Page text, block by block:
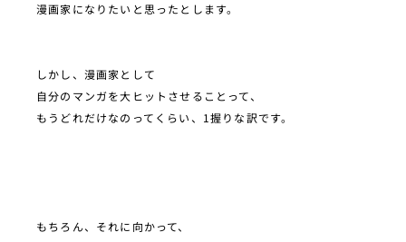
漫画家になりたいと思ったとします。
しかし、漫画家として
自分のマンガを大ヒットさせることって、
もうどれだけなのってくらい、1握りな訳です。
もちろん、それに向かって、